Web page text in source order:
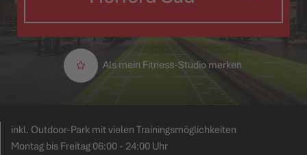
Als mein Fitness-Studio merken
inkl. Outdoor-Park mit vielen Trainingsmöglichkeiten
Montag bis Freitag 06:00 - 24:00 Uhr